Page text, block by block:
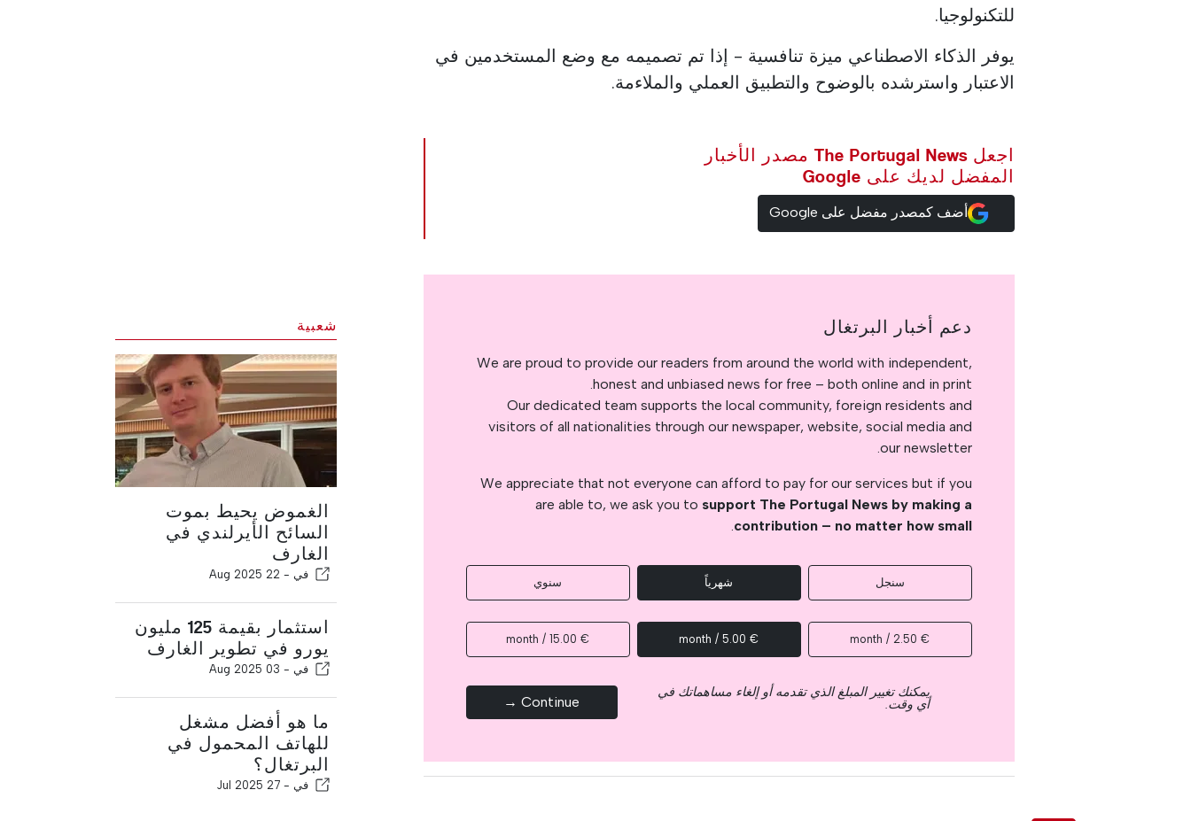
للتكنولوجيا.
يوفر الذكاء الاصطناعي ميزة تنافسية - إذا تم تصميمه مع وضع المستخدمين في
الاعتبار واسترشده بالوضوح والتطبيق العملي والملاءمة.
اجعل The Portugal News مصدر الأخبار
المفضل لديك على Google
أضف كمصدر مفضل على Google
دعم أخبار البرتغال
We are proud to provide our readers from around the world with independent,
honest and unbiased news for free – both online and in print.
Our dedicated team supports the local community, foreign residents and
visitors of all nationalities through our newspaper, website, social media and
our newsletter.
We appreciate that not everyone can afford to pay for our services but if you
are able to, we ask you to support The Portugal News by making a
contribution – no matter how small
.
سنجل شهرياً سنوي
€ 2.50 / month
€ 5.00 / month
€ 15.00 / month
يمكنك تغيير المبلغ الذي تقدمه أو إلغاء مساهماتك في
أي وقت. Continue →
شعبية
الغموض يحيط بموت
السائح الأيرلندي في
الغارف
في - 22 Aug 2025
استثمار بقيمة 125 مليون
يورو في تطوير الغارف
في - 03 Aug 2025
ما هو أفضل مشغل
للهاتف المحمول في
البرتغال؟
في - 27 Jul 2025